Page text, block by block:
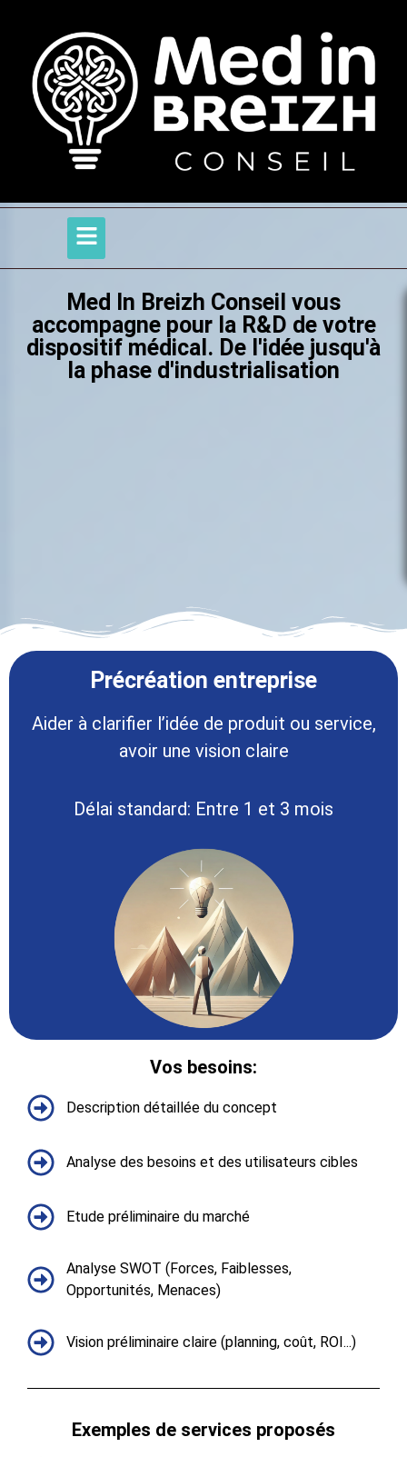
Med In Breizh Conseil vous
accompagne pour la R&D de votre
dispositif médical. De l'idée jusqu'à
la phase d'industrialisation
Précréation entreprise
Aider à clarifier l’idée de produit ou service,
avoir une vision claire
Délai standard: Entre 1 et 3 mois
Vos besoins:​
Description détaillée du concept
Analyse des besoins et des utilisateurs cibles
Etude préliminaire du marché
Analyse SWOT (Forces, Faiblesses,
Opportunités, Menaces)
Vision préliminaire claire (planning, coût, ROI...)
Exemples de services proposés​